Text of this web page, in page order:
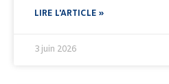
LIRE L'ARTICLE »
3 juin 2026